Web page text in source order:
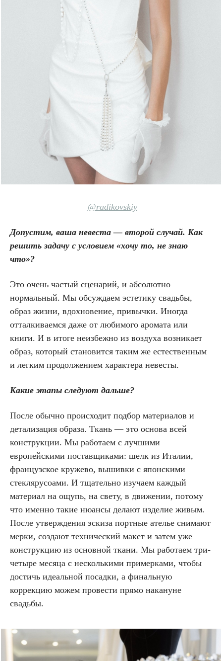
@radikovskiy
Допустим, ваша невеста — второй случай. Как
решить задачу с условием «хочу то, не знаю
что»?
Это очень частый сценарий, и абсолютно
нормальный. Мы обсуждаем эстетику свадьбы,
образ жизни, вдохновение, привычки. Иногда
отталкиваемся даже от любимого аромата или
книги. И в итоге неизбежно из воздуха возникает
образ, который становится таким же естественным
и легким продолжением характера невесты.
Какие этапы следуют дальше?
После обычно происходит подбор материалов и
детализация образа. Ткань — это основа всей
конструкции. Мы работаем с лучшими
европейскими поставщиками: шелк из Италии,
французское кружево, вышивки с японскими
стеклярусоами. И тщательно изучаем каждый
материал на ощупь, на свету, в движении, потому
что именно такие нюансы делают изделие живым.
После утверждения эскиза портные ателье снимают
мерки, создают технический макет и затем уже
конструкцию из основной ткани. Мы работаем три-
четыре месяца с несколькими примерками, чтобы
достичь идеальной посадки, а финальную
коррекцию можем провести прямо накануне
свадьбы.